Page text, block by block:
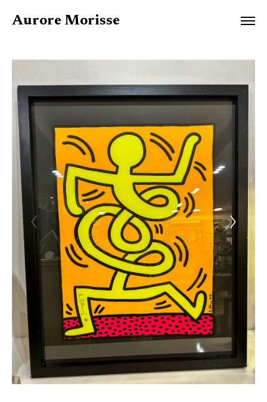
Aurore Morisse